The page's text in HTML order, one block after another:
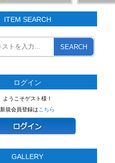
ITEM SEARCH
SEARCH
ログイン
ようこそゲスト様！
新規会員登録は こちら
GALLERY